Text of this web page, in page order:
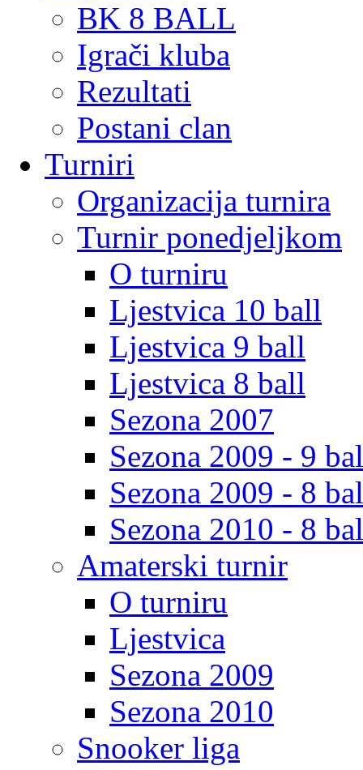
BK 8 BALL
Igrači kluba
Rezultati
Postani clan
Turniri
Organizacija turnira
Turnir ponedjeljkom
O turniru
Ljestvica 10 ball
Ljestvica 9 ball
Ljestvica 8 ball
Sezona 2007
Sezona 2009 - 9
Sezona 2009 - 8
Sezona 2010 - 8
Amaterski turnir
O turniru
Ljestvica
Sezona 2009
Sezona 2010
Snooker liga